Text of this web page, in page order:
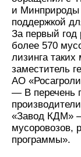
и Минприроды
поддержкой
За первый
более 570
лизинга
заместитель
АО
— В перечень
«Завод КДМ»
мусоровозов,
программы».